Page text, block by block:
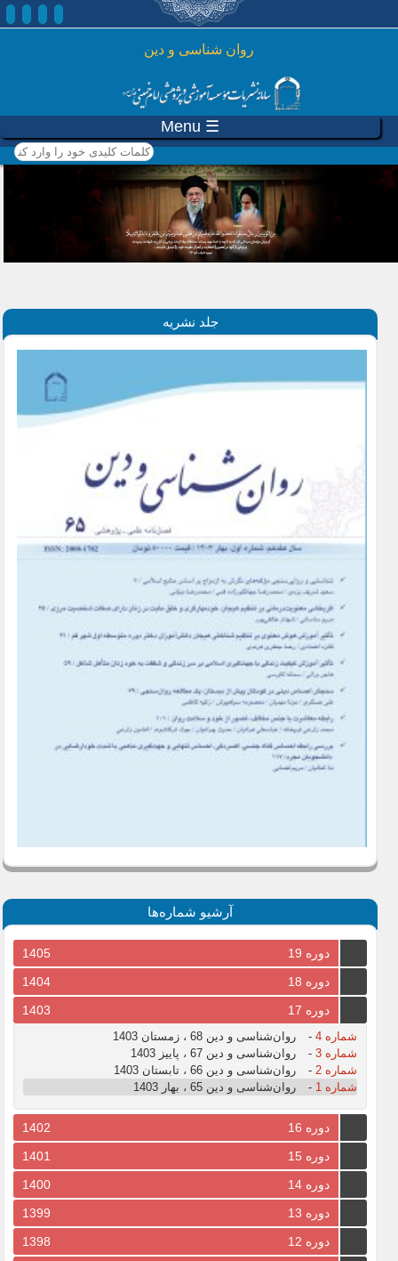
رفتن به محتوای اصلی
روان شناسی و دين
☰ Menu
کلمات کلیدی خود را وارد
کنید
جلد نشریه
آرشیو شماره‌ها
دوره 19
1405
دوره 18
1404
دوره 17
1403
شماره 4 -
روان‌شناسی و دین 68 ، زمستان 1403
شماره 3
-
روان‌شناسی و دین 67 ، پاییز 1403
شماره 2
-
روان‌شناسی و دین 66 ، تابستان 1403
شماره 1
- روان‌شناسی و دین 65 ، بهار 1403
دوره 16
1402
دوره 15
1401
دوره 14
1400
دوره 13
1399
دوره 12
1398